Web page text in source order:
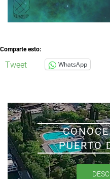
Comparte esto:
Tweet WhatsApp
PUERTO